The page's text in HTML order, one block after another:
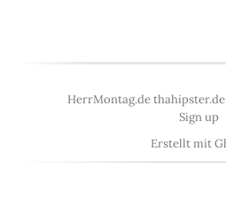
HerrMontag.de
Sign up
Erstellt mit